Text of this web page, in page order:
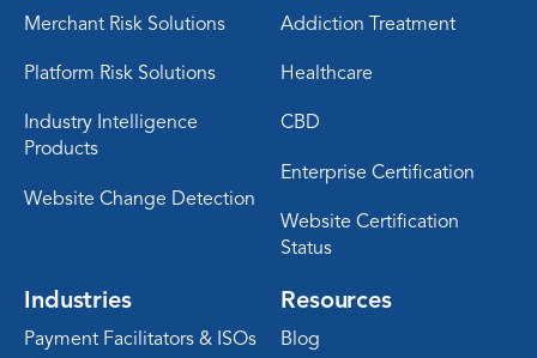
Merchant Risk Solutions
Platform Risk Solutions
Industry Intelligence
Products
Website Change Detection
Addiction Treatment
Healthcare
CBD
Enterprise Certification
Website Certification
Status
Industries
Payment Facilitators & ISOs
Resources
Blog